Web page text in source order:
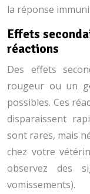
la réponse
Effets
réactions
Des effets
rougeur ou un
possibles. Ces
disparaissent
sont rares, mais
chez votre
observez des
vomissements).